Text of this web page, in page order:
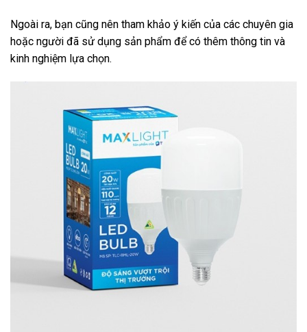
Ngoài ra, bạn cũng nên tham khảo ý kiến của các chuyên gia
hoặc người đã sử dụng sản phẩm để có thêm thông tin và
kinh nghiệm lựa chọn.